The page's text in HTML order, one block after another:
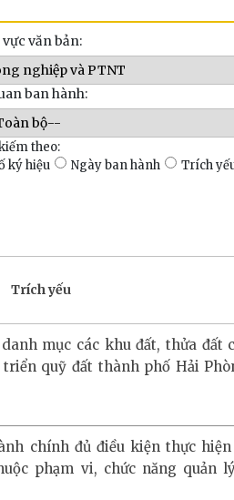
văn bản:
ban hành:
theo:
ký hiệu
Ngày ban hành Trích
Trích yếu
mục các khu đất, thửa đất
quỹ đất thành phố Hải
chính đủ điều kiện thực
phạm vi, chức năng quản